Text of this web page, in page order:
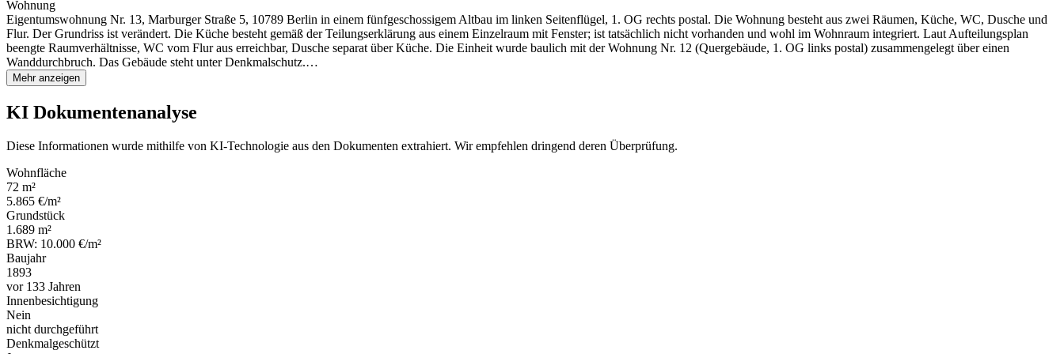
Wohnung
Eigentumswohnung Nr. 13, Marburger Straße 5, 10789 Berlin in einem fünfgeschossigem Altbau im linken Seitenflügel, 1. OG rechts postal. Die Wohnung besteht aus zwei Räumen, Küche, WC, Dusche und
Flur. Der Grundriss ist verändert. Die Küche besteht gemäß der Teilungserklärung aus einem Einzelraum mit Fenster; ist tatsächlich nicht vorhanden und wohl im Wohnraum integriert. Laut Aufteilungsplan
beengte Raumverhältnisse, WC vom Flur aus erreichbar, Dusche separat über Küche. Die Einheit wurde baulich mit der Wohnung Nr. 12 (Quergebäude, 1. OG links postal) zusammengelegt über einen
Wanddurchbruch. Das Gebäude steht unter Denkmalschutz.…
Mehr anzeigen
KI Dokumentenanalyse
Diese Informationen wurde mithilfe von KI-Technologie aus den Dokumenten extrahiert. Wir empfehlen dringend deren Überprüfung.
Wohnfläche
72 m²
5.865 €/m²
Grundstück
1.689 m²
BRW: 10.000 €/m²
Baujahr
1893
vor 133 Jahren
Innenbesichtigung
Nein
nicht durchgeführt
Denkmalgeschützt